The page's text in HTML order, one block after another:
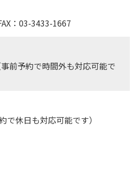
：03-3433-1667
前予約で時間外も対応可能で
で休日も対応可能です）